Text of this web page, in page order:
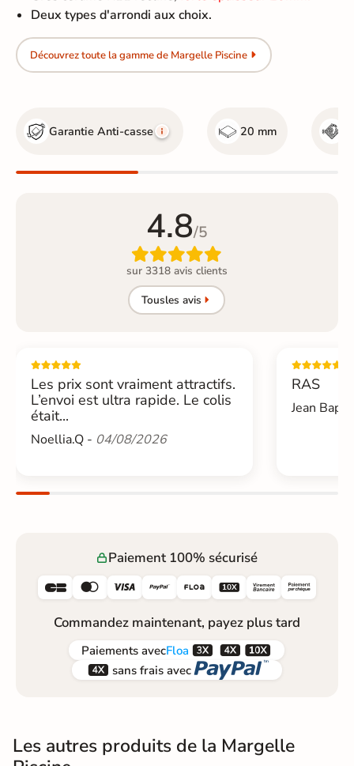
Deux types d'arrondi aux choix.
Découvrez toute la gamme de Margelle Piscine
Garantie Anti-casse 20 mm
4.8/5

sur 3318 avis clients
Tousles avis
Les prix sont vraiment attractifs.
L’envoi est ultra rapide. Le colis
était...
Noellia.Q - 04/08/2026
RAS
Jean
Paiement 100% sécurisé
     
Commandez maintenant, payez plus tard
Paiements avecFloa  
 sans frais avec 
Les autres produits de la Margelle